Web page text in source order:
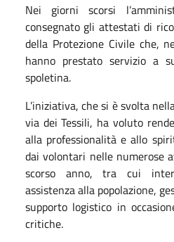
Nei giorni scorsi l’a
consegnato gli attestati di
della Protezione Civile che,
hanno prestato servizio a
spoletina.
L’iniziativa, che si è svolta
via dei Tessili, ha voluto
alla professionalità e allo
dai volontari nelle numerose
scorso anno, tra cui
assistenza alla popolazione,
supporto logistico in
critiche.